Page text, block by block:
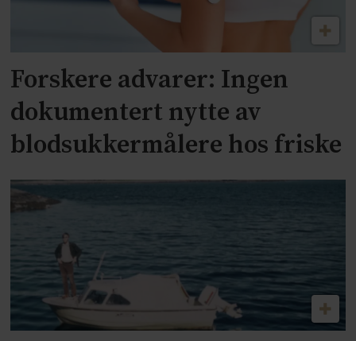
Forskere advarer: Ingen
dokumentert nytte av
blodsukkermålere hos friske